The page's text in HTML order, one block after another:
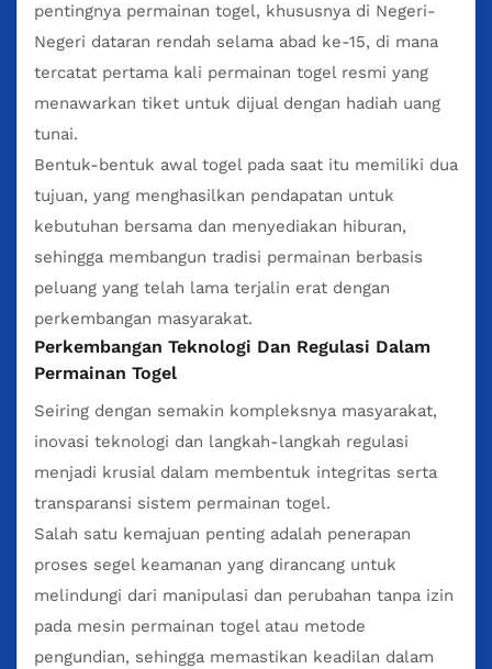
pentingnya permainan togel, khususnya di Negeri-
Negeri dataran rendah selama abad ke-15, di mana
tercatat pertama kali permainan togel resmi yang
menawarkan tiket untuk dijual dengan hadiah uang
tunai.
Bentuk-bentuk awal togel pada saat itu memiliki dua
tujuan, yang menghasilkan pendapatan untuk
kebutuhan bersama dan menyediakan hiburan,
sehingga membangun tradisi permainan berbasis
peluang yang telah lama terjalin erat dengan
perkembangan masyarakat.
Perkembangan Teknologi Dan Regulasi Dalam
Permainan Togel
Seiring dengan semakin kompleksnya masyarakat,
inovasi teknologi dan langkah-langkah regulasi
menjadi krusial dalam membentuk integritas serta
transparansi sistem permainan togel.
Salah satu kemajuan penting adalah penerapan
proses segel keamanan yang dirancang untuk
melindungi dari manipulasi dan perubahan tanpa izin
pada mesin permainan togel atau metode
pengundian, sehingga memastikan keadilan dalam